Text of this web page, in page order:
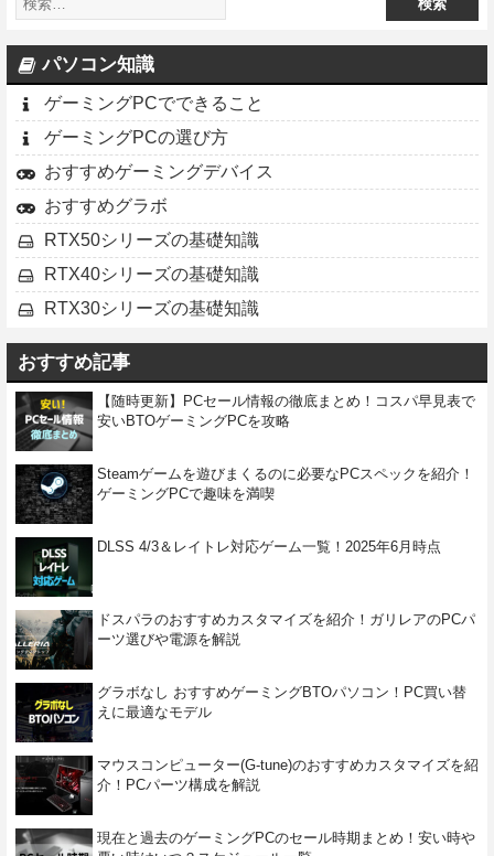
パソコン知識
ゲーミングPCでできること
ゲーミングPCの選び方
おすすめゲーミングデバイス
おすすめグラボ
RTX50シリーズの基礎知識
RTX40シリーズの基礎知識
RTX30シリーズの基礎知識
おすすめ記事
【随時更新】PCセール情報の徹底まとめ！コスパ早見表で
安いBTOゲーミングPCを攻略
Steamゲームを遊びまくるのに必要なPCスペックを紹介！
ゲーミングPCで趣味を満喫
DLSS 4/3＆レイトレ対応ゲーム一覧！2025年6月時点
ドスパラのおすすめカスタマイズを紹介！ガリレアのPCパ
ーツ選びや電源を解説
グラボなし おすすめゲーミングBTOパソコン！PC買い替
えに最適なモデル
マウスコンピューター(G-tune)のおすすめカスタマイズを紹
介！PCパーツ構成を解説
現在と過去のゲーミングPCのセール時期まとめ！安い時や